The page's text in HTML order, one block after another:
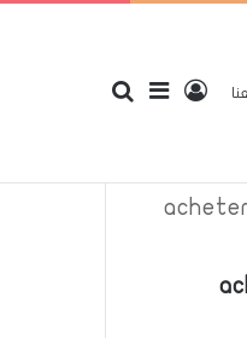
إضافة
تسجيلإتصل بنا